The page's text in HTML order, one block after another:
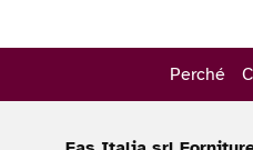
Perché